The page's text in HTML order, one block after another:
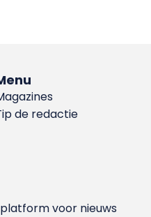
de redactie
voor nieuws